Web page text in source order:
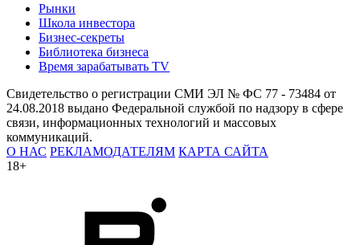
Рынки
Школа инвестора
Бизнес-секреты
Библиотека бизнеса
Время зарабатывать TV
Свидетельство о регистрации СМИ ЭЛ № ФС 77 - 73484 от
24.08.2018 выдано Федеральной службой по надзору в сфере
связи, информационных технологий и массовых
коммуникаций.
О НАС РЕКЛАМОДАТЕЛЯМ КАРТА САЙТА
18+